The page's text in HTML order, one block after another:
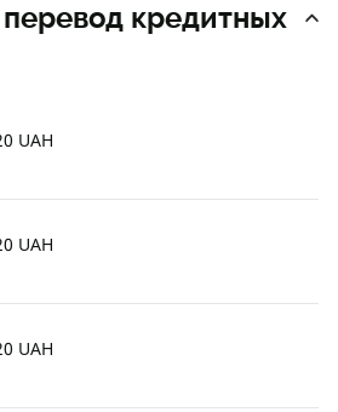
кредитных
UAH
UAH
UAH